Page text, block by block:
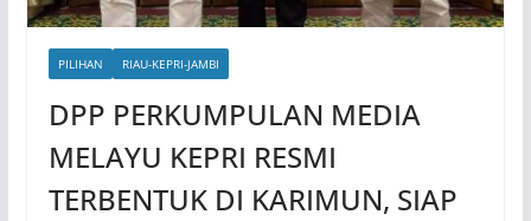
PILIHAN RIAU-KEPRI-JAMBI
DPP PERKUMPULAN MEDIA
MELAYU KEPRI RESMI
TERBENTUK DI KARIMUN, SIAP